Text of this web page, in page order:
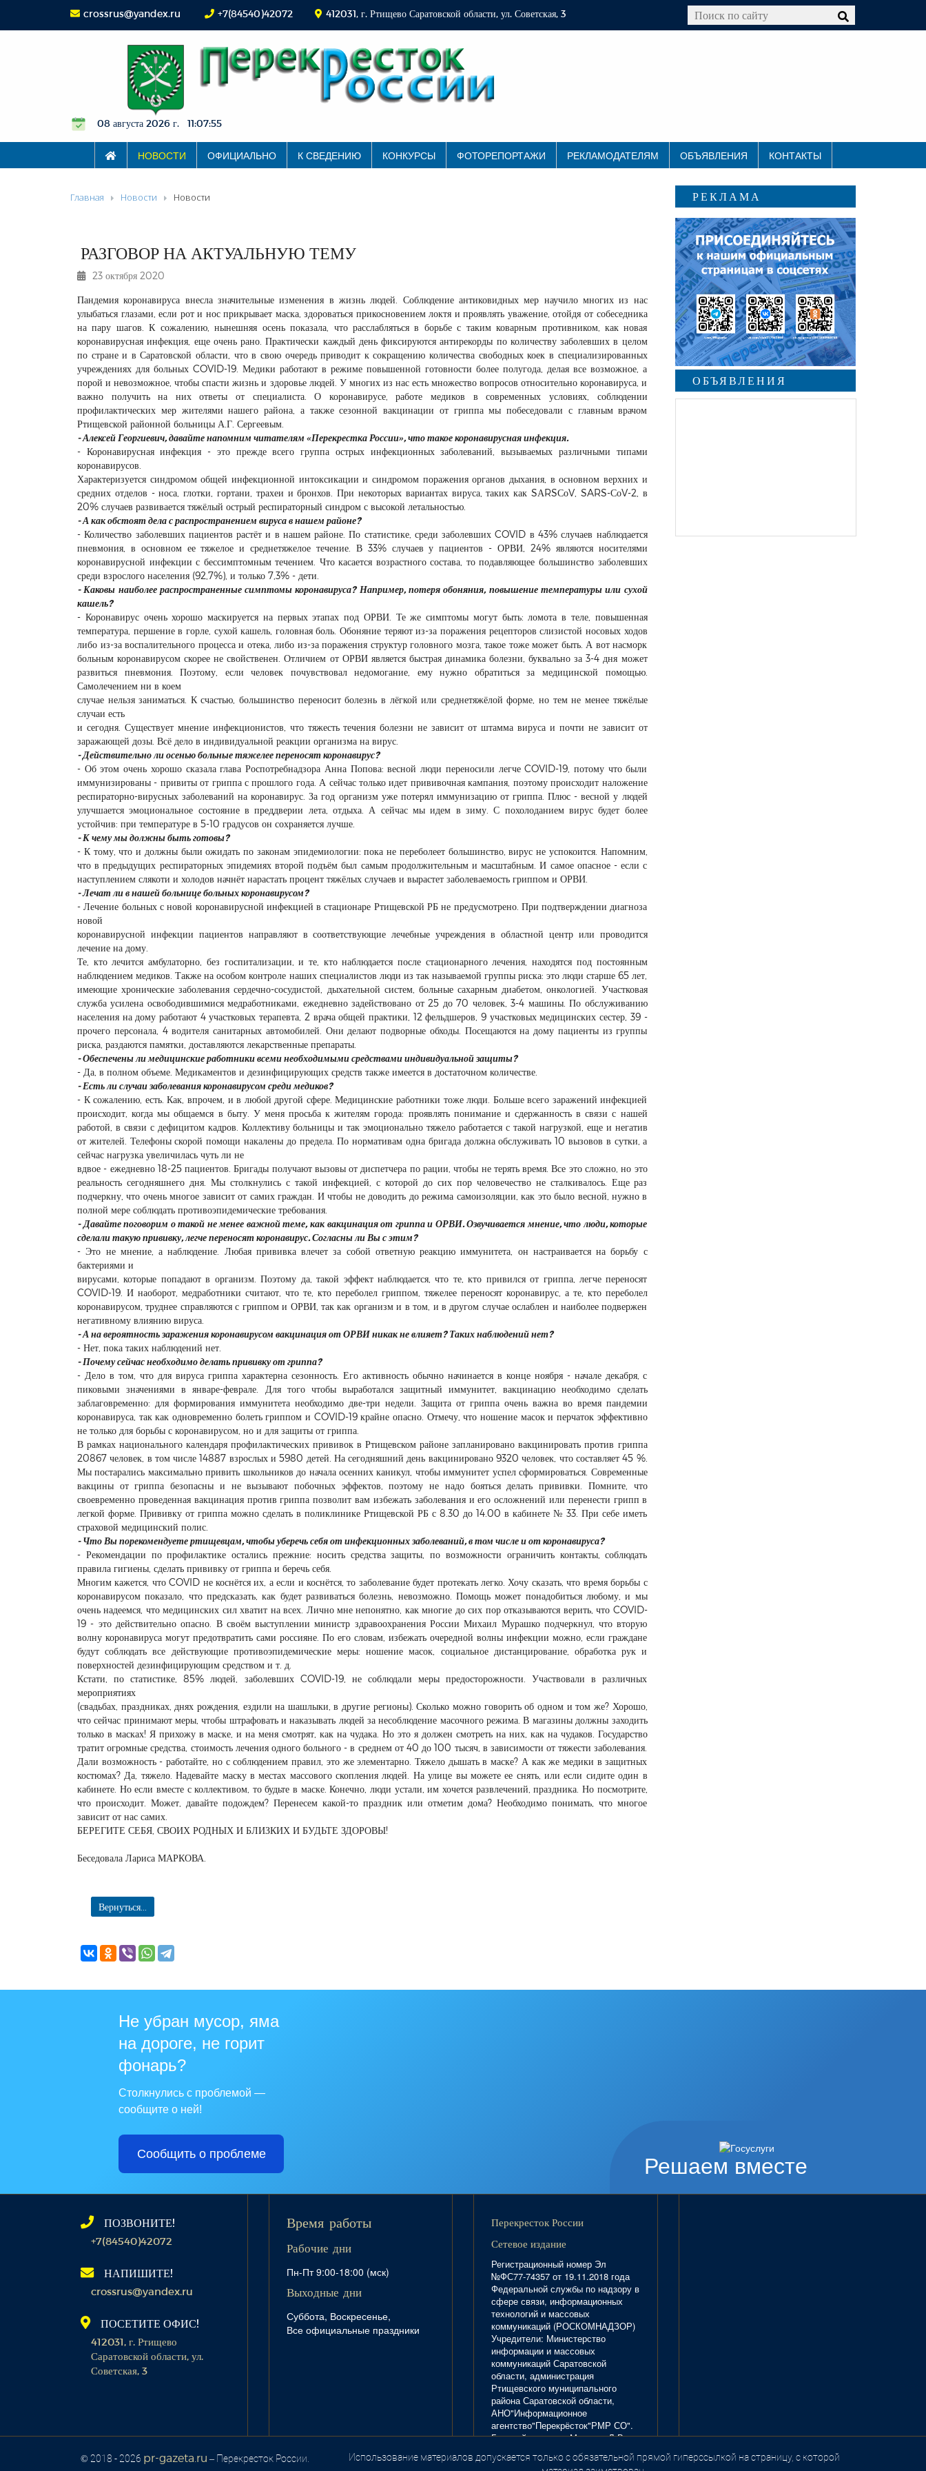
crossrus@yandex.ru +7(84540)42072 412031, г. Ртищево Саратовской области, ул. Советская, 3
08 августа 2026 г. 11:07:56
НОВОСТИ ОФИЦИАЛЬНО К СВЕДЕНИЮ КОНКУРСЫ ФОТОРЕПОРТАЖИ РЕКЛАМОДАТЕЛЯМ ОБЪЯВЛЕНИЯ КОНТАКТЫ
Главная Новости Новости
РАЗГОВОР НА АКТУАЛЬНУЮ ТЕМУ
23 октября 2020
Пандемия коронавируса внесла значительные изменения в жизнь людей. Соблюдение антиковидных мер научило многих из нас
улыбаться глазами, если рот и нос прикрывает маска, здороваться прикосновением локтя и проявлять уважение, отойдя от собеседника
на пару шагов. К сожалению, нынешняя осень показала, что расслабляться в борьбе с таким коварным противником, как новая
коронавирусная инфекция, еще очень рано. Практически каждый день фиксируются антирекорды по количеству заболевших в целом
по стране и в Саратовской области, что в свою очередь приводит к сокращению количества свободных коек в специализированных
учреждениях для больных COVID-19. Медики работают в режиме повышенной готовности более полугода, делая все возможное, а
порой и невозможное, чтобы спасти жизнь и здоровье людей. У многих из нас есть множество вопросов относительно коронавируса, и
важно получить на них ответы от специалиста. О коронавирусе, работе медиков в современных условиях, соблюдении
профилактических мер жителями нашего района, а также сезонной вакцинации от гриппа мы побеседовали с главным врачом
Ртищевской районной больницы А.Г. Сергеевым.
- Алексей Георгиевич, давайте напомним читателям «Перекрестка России», что такое коронавирусная инфекция.
- Коронавирусная инфекция - это прежде всего группа острых инфекционных заболеваний, вызываемых различными типами
коронавирусов.
Характеризуется синдромом общей инфекционной интоксикации и синдромом поражения органов дыхания, в основном верхних и
средних отделов - носа, глотки, гортани, трахеи и бронхов. При некоторых вариантах вируса, таких как SАRSСоV, SARS-СоV-2, в
20% случаев развивается тяжёлый острый респираторный синдром с высокой летальностью.
- А как обстоят дела с распространением вируса в нашем районе?
- Количество заболевших пациентов растёт и в нашем районе. По статистике, среди заболевших COVID в 43% случаев наблюдается
пневмония, в основном ее тяжелое и среднетяжелое течение. В 33% случаев у пациентов - ОРВИ, 24% являются носителями
коронавирусной инфекции с бессимптомным течением. Что касается возрастного состава, то подавляющее большинство заболевших
среди взрослого населения (92,7%), и только 7,3% - дети.
- Каковы наиболее распространенные симптомы коронавируса? Например, потеря обоняния, повышение температуры или сухой
кашель?
- Коронавирус очень хорошо маскируется на первых этапах под ОРВИ. Те же симптомы могут быть: ломота в теле, повышенная
температура, першение в горле, сухой кашель, головная боль. Обоняние теряют из-за поражения рецепторов слизистой носовых ходов
либо из-за воспалительного процесса и отека, либо из-за поражения структур головного мозга, такое тоже может быть. А вот насморк
больным коронавирусом скорее не свойственен. Отличием от ОРВИ является быстрая динамика болезни, буквально за 3-4 дня может
развиться пневмония. Поэтому, если человек почувствовал недомогание, ему нужно обратиться за медицинской помощью.
Самолечением ни в коем
случае нельзя заниматься. К счастью, большинство переносит болезнь в лёгкой или среднетяжёлой форме, но тем не менее тяжёлые
случаи есть
и сегодня. Существует мнение инфекционистов, что тяжесть течения болезни не зависит от штамма вируса и почти не зависит от
заражающей дозы. Всё дело в индивидуальной реакции организма на вирус.
- Действительно ли осенью больные тяжелее переносят коронавирус?
- Об этом очень хорошо сказала глава Роспотребнадзора Анна Попова: весной люди переносили легче COVID-19, потому что были
иммунизированы - привиты от гриппа с прошлого года. А сейчас только идет прививочная кампания, поэтому происходит наложение
респираторно-вирусных заболеваний на коронавирус. За год организм уже потерял иммунизацию от гриппа. Плюс - весной у людей
улучшается эмоциональное состояние в преддверии лета, отдыха. А сейчас мы идем в зиму. С похолоданием вирус будет более
устойчив: при температуре в 5-10 градусов он сохраняется лучше.
- К чему мы должны быть готовы?
- К тому, что и должны были ожидать по законам эпидемиологии: пока не переболеет большинство, вирус не успокоится. Напомним,
что в предыдущих респираторных эпидемиях второй подъём был самым продолжительным и масштабным. И самое опасное - если с
наступлением слякоти и холодов начнёт нарастать процент тяжёлых случаев и вырастет заболеваемость гриппом и ОРВИ.
- Лечат ли в нашей больнице больных коронавирусом?
- Лечение больных с новой коронавирусной инфекцией в стационаре Ртищевской РБ не предусмотрено. При подтверждении диагноза
новой
коронавирусной инфекции пациентов направляют в соответствующие лечебные учреждения в областной центр или проводится
лечение на дому.
Те, кто лечится амбулаторно, без госпитализации, и те, кто наблюдается после стационарного лечения, находятся под постоянным
наблюдением медиков. Также на особом контроле наших специалистов люди из так называемой группы риска: это люди старше 65 лет,
имеющие хронические заболевания сердечно-сосудистой, дыхательной систем, больные сахарным диабетом, онкологией. Участковая
служба усилена освободившимися медработниками, ежедневно задействовано от 25 до 70 человек, 3-4 машины. По обслуживанию
населения на дому работают 4 участковых терапевта, 2 врача общей практики, 12 фельдшеров, 9 участковых медицинских сестер, 39 -
прочего персонала, 4 водителя санитарных автомобилей. Они делают подворные обходы. Посещаются на дому пациенты из группы
риска, раздаются памятки, доставляются лекарственные препараты.
- Обеспечены ли медицинские работники всеми необходимыми средствами индивидуальной защиты?
- Да, в полном объеме. Медикаментов и дезинфицирующих средств также имеется в достаточном количестве.
- Есть ли случаи заболевания коронавирусом среди медиков?
- К сожалению, есть. Как, впрочем, и в любой другой сфере. Медицинские работники тоже люди. Больше всего заражений инфекцией
происходит, когда мы общаемся в быту. У меня просьба к жителям города: проявлять понимание и сдержанность в связи с нашей
работой, в связи с дефицитом кадров. Коллективу больницы и так эмоционально тяжело работается с такой нагрузкой, еще и негатив
от жителей. Телефоны скорой помощи накалены до предела. По нормативам одна бригада должна обслуживать 10 вызовов в сутки, а
сейчас нагрузка увеличилась чуть ли не
вдвое - ежедневно 18-25 пациентов. Бригады получают вызовы от диспетчера по рации, чтобы не терять время. Все это сложно, но это
реальность сегодняшнего дня. Мы столкнулись с такой инфекцией, с которой до сих пор человечество не сталкивалось. Еще раз
подчеркну, что очень многое зависит от самих граждан. И чтобы не доводить до режима самоизоляции, как это было весной, нужно в
полной мере соблюдать противоэпидемические требования.
- Давайте поговорим о такой не менее важной теме, как вакцинация от гриппа и ОРВИ. Озвучивается мнение, что люди, которые
сделалитакую прививку, легче переносят коронавирус. Согласны ли Вы с этим?
- Это не мнение, а наблюдение. Любая прививка влечет за собой ответную реакцию иммунитета, он настраивается на борьбу с
бактериями и
вирусами, которые попадают в организм. Поэтому да, такой эффект наблюдается, что те, кто привился от гриппа, легче переносят
COVID-19. И наоборот, медработники считают, что те, кто переболел гриппом, тяжелее переносят коронавирус, а те, кто переболел
коронавирусом, труднее справляются с гриппом и ОРВИ, так как организм и в том, и в другом случае ослаблен и наиболее подвержен
негативному влиянию вируса.
- А на вероятность заражения коронавирусом вакцинация от ОРВИ никак не влияет? Таких наблюдений нет?
- Нет, пока таких наблюдений нет.
- Почему сейчас необходимо делать прививку от гриппа?
- Дело в том, что для вируса гриппа характерна сезонность. Его активность обычно начинается в конце ноября - начале декабря, с
пиковыми значениями в январе-феврале. Для того чтобы выработался защитный иммунитет, вакцинацию необходимо сделать
заблаговременно: для формирования иммунитета необходимо две-три недели. Защита от гриппа очень важна во время пандемии
коронавируса, так как одновременно болеть гриппом и COVID-19 крайне опасно. Отмечу, что ношение масок и перчаток эффективно
не только для борьбы с коронавирусом, но и для защиты от гриппа.
В рамках национального календаря профилактических прививок в Ртищевском районе запланировано вакцинировать против гриппа
20867 человек, в том числе 14887 взрослых и 5980 детей. На сегодняшний день вакцинировано 9320 человек, что составляет 45 %.
Мы постарались максимально привить школьников до начала осенних каникул, чтобы иммунитет успел сформироваться. Современные
вакцины от гриппа безопасны и не вызывают побочных эффектов, поэтому не надо бояться делать прививки. Помните, что
своевременно проведенная вакцинация против гриппа позволит вам избежать заболевания и его осложнений или перенести грипп в
легкой форме. Прививку от гриппа можно сделать в поликлинике Ртищевской РБ с 8.30 до 14.00 в кабинете № 33. При себе иметь
страховой медицинский полис.
- Что Вы порекомендуете ртищевцам, чтобы уберечь себя от инфекционных заболеваний, в том числе и от коронавируса?
- Рекомендации по профилактике остались прежние: носить средства защиты, по возможности ограничить контакты, соблюдать
правила гигиены, сделать прививку от гриппа и беречь себя.
Многим кажется, что COVID не коснётся их, а если и коснётся, то заболевание будет протекать легко. Хочу сказать, что время борьбы с
коронавирусом показало, что предсказать, как будет развиваться болезнь, невозможно. Помощь может понадобиться любому, и мы
очень надеемся, что медицинских сил хватит на всех. Лично мне непонятно, как многие до сих пор отказываются верить, что COVID-
19 - это действительно опасно. В своём выступлении министр здравоохранения России Михаил Мурашко подчеркнул, что вторую
волну коронавируса могут предотвратить сами россияне. По его словам, избежать очередной волны инфекции можно, если граждане
будут соблюдать все действующие противоэпидемические меры: ношение масок, социальное дистанцирование, обработка рук и
поверхностей дезинфицирующим средством и т. д.
Кстати, по статистике, 85% людей, заболевших COVID-19, не соблюдали меры предосторожности. Участвовали в различных
мероприятиях
(свадьбах, праздниках, днях рождения, ездили на шашлыки, в другие регионы). Сколько можно говорить об одном и том же? Хорошо,
что сейчас принимают меры, чтобы штрафовать и наказывать людей за несоблюдение масочного режима. В магазины должны заходить
только в масках! Я прихожу в маске, и на меня смотрят, как на чудака. Но это я должен смотреть на них, как на чудаков. Государство
тратит огромные средства, стоимость лечения одного больного - в среднем от 40 до 100 тысяч, в зависимости от тяжести заболевания.
Дали возможность - работайте, но с соблюдением правил, это же элементарно. Тяжело дышать в маске? А как же медики в защитных
костюмах? Да, тяжело. Надевайте маску в местах массового скопления людей. На улице вы можете ее снять, или если сидите один в
кабинете. Но если вместе с коллективом, то будьте в маске. Конечно, люди устали, им хочется развлечений, праздника. Но посмотрите,
что происходит. Может, давайте подождем? Перенесем какой-то праздник или отметим дома? Необходимо понимать, что многое
зависит от нас самих.
БЕРЕГИТЕ СЕБЯ, СВОИХ РОДНЫХ И БЛИЗКИХ И БУДЬТЕ ЗДОРОВЫ!
Беседовала Лариса МАРКОВА.
Вернуться...
РЕКЛАМА
ОБЪЯВЛЕНИЯ
Решаем вместе
Не убран мусор, яма
на дороге, не горит
фонарь?
Столкнулись с проблемой —
сообщите о ней!
Сообщить о проблеме
ПОЗВОНИТЕ!
+7(84540)42072
НАПИШИТЕ!
crossrus@yandex.ru
ПОСЕТИТЕ ОФИС!
412031, г. Ртищево
Саратовской области, ул.
Советская, 3
Время работы
Рабочие дни
Пн-Пт 9:00-18:00 (мск)
Выходные дни
Суббота, Воскресенье,
Все официальные праздники
Перекресток России
Сетевое издание
Регистрационный номер Эл
№ФС77-74357 от 19.11.2018 года
Федеральной службы по надзору в
сфере связи, информационных
технологий и массовых
коммуникаций (РОСКОМНАДЗОР)
Учредители: Министерство
информации и массовых
коммуникаций Саратовской
области, администрация
Ртищевского муниципального
района Саратовской области,
АНО"Информационное
агентство"Перекрёсток"РМР СО".
Главный редактор Маркова Л.В.
Тел. 8(84540)4-20-72; отдел
рекламы - 4-29-10.
© 2018 - 2026 pr-gazeta.ru – Перекресток России.
Использование материалов допускается только с обязательной прямой гиперссылкой на страницу, с которой